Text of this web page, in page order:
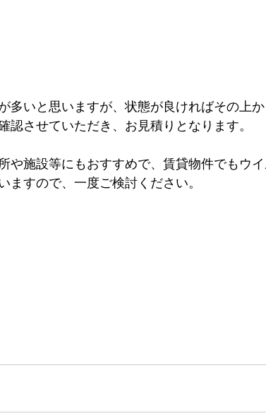
多いと思いますが、状態が良ければその上
認させていただき、お見積りとなります。
や施設等にもおすすめで、賃貸物件でもウ
ますので、一度ご検討ください。